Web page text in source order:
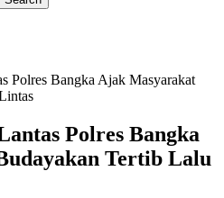
Polres Bangka Ajak Masyarakat
Polres Bangka
Tertib Lalu